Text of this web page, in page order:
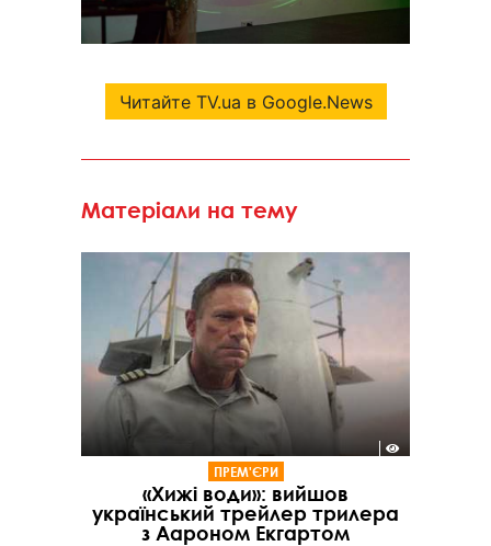
Читайте TV.ua в Google.News
Матеріали на тему
ПРЕМ'ЄРИ
«Хижі води»: вийшов
український трейлер трилера
з Аароном Екгартом